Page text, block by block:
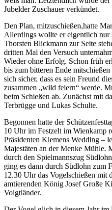
Jubelder Zuschauer verkündet.
Den Plan, mitzuschießen,hatte
Allerdings wollte er eigentlich nur
Thorsten Blickmann zur Seite
dritten Mal den Versuch
Wieder ohne Erfolg. Schon früh
bis zum bitteren Ende
sich sicher, dass es sein Freund
zusammen „wild feiern“ werde.
beim Schießen ab. Zunächst mit
Terbrügge und Lukas Schulte.
Begonnen hatte der
10 Uhr im Festzelt im Wienkamp
Präsidenten Klemens Wedding –
Majestäten an der Menke Mühle.
durch den Spielmannszug
ging es dann durch Südlohn zum
12.30 Uhr das Vogelschießen mit
amtierenden König Josef Große
Voigtländer.